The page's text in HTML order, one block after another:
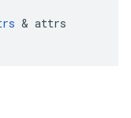
& attrs